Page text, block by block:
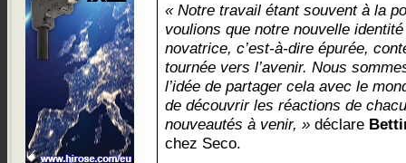
« Notre travail étant souvent à la
voulions que notre nouvelle
novatrice, c’est-à-dire épurée,
tournée vers l’avenir. Nous
l’idée de partager cela avec le
de découvrir les réactions de
nouveautés à venir, » déclare
chez Seco.